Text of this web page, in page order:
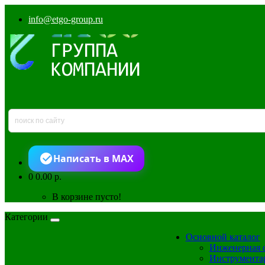
info@etgo-group.ru
Написать в MAX
00.00 р.
В корзине пусто!
Категории
Основной каталог
Инженерная